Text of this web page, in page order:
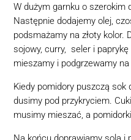
W dużym garnku o szerokim
Następnie dodajemy olej,
podsmażamy na złoty kolor.
sojowy, curry,
seler i paprykę
mieszamy i podgrzewamy na
Kiedy pomidory puszczą sok
dusimy pod przykryciem.
musimy mieszać, a